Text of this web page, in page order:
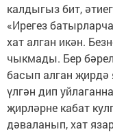
калдыгыз бит,
«Ирегез
хат алган икән.
чыкмады. Бер
басып алган җирдә
үлгән дип
җирләрне кабат
дәваланып, хат